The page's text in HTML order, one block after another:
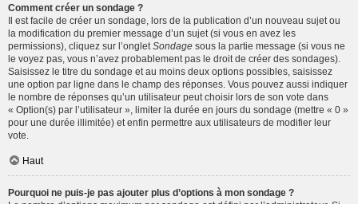
Comment créer un sondage ?
Il est facile de créer un sondage, lors de la publication d’un nouveau sujet ou
la modification du premier message d’un sujet (si vous en avez les
permissions), cliquez sur l’onglet Sondage sous la partie message (si vous ne
le voyez pas, vous n’avez probablement pas le droit de créer des sondages).
Saisissez le titre du sondage et au moins deux options possibles, saisissez
une option par ligne dans le champ des réponses. Vous pouvez aussi indiquer
le nombre de réponses qu’un utilisateur peut choisir lors de son vote dans
« Option(s) par l’utilisateur », limiter la durée en jours du sondage (mettre « 0 »
pour une durée illimitée) et enfin permettre aux utilisateurs de modifier leur
vote.
Haut
Pourquoi ne puis-je pas ajouter plus d’options à mon sondage ?